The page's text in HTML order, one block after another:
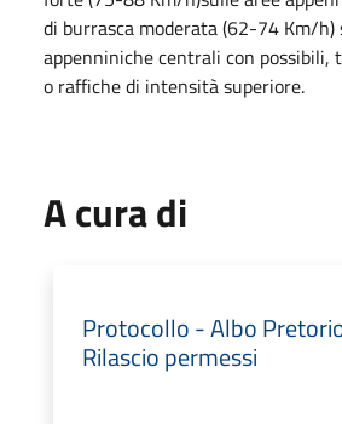
di burrasca moderata (62-74 Km/h)
appenniniche centrali con possibili,
o raffiche di intensità superiore.
A cura di
Protocollo - Albo
Rilascio permessi